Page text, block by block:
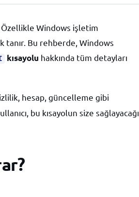
Windows işletim
tanır. Bu rehberde, Windows
kısayolu hakkında tüm detayları
hesap, güncelleme gibi
bu kısayolun size sağlayacağı